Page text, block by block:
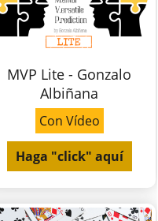
MVP Lite - Gonzalo
Albiñana
Con Vídeo
Haga "click" aquí